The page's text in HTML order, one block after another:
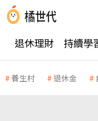
退休理財 持續學
養生村 退休金